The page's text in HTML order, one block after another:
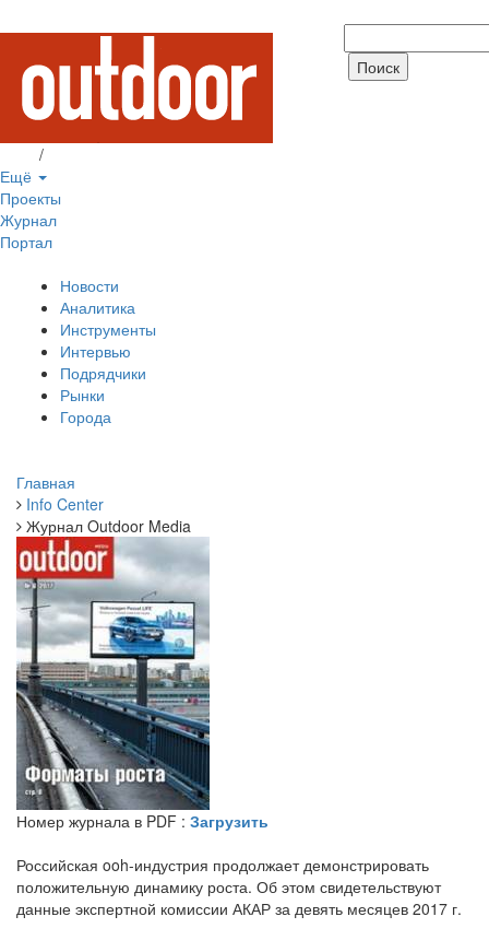
/
Ещё
Проекты
Журнал
Портал
Новости
Аналитика
Инструменты
Интервью
Подрядчики
Рынки
Города
Главная
Info Center
Журнал Outdoor Media
Номер журнала в PDF : Загрузить
Российская ooh-индустрия продолжает демонстрировать
положительную динамику роста. Об этом свидетельствуют
данные экспертной комиссии АКАР за девять месяцев 2017 г.